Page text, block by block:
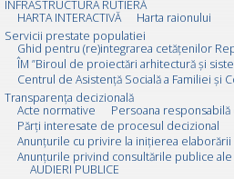
INFRASTRUCTURA RUTIERĂ
HARTA INTERACTIVĂ
Harta raionului
Servicii prestate populatiei
Ghid pentru (re)integrarea cetățenilor
ÎM ”Biroul de proiectări arhitectură și
Centrul de Asistență Socială a Familiei și
Transparența decizională
Acte normative
Persoana
Părți interesate de procesul decizional
Anunțurile cu privire la inițierea
Anunțurile privind consultările publice
AUDIERI PUBLICE